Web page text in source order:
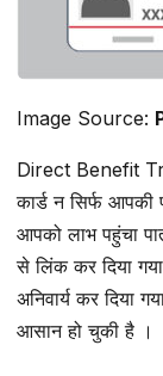
Image Source:
Direct Benefit
कार्ड न सिर्फ
आपको लाभ पहुंचा
से लिंक कर दिया
अनिवार्य कर दिया
आसान हो चुकी है ।